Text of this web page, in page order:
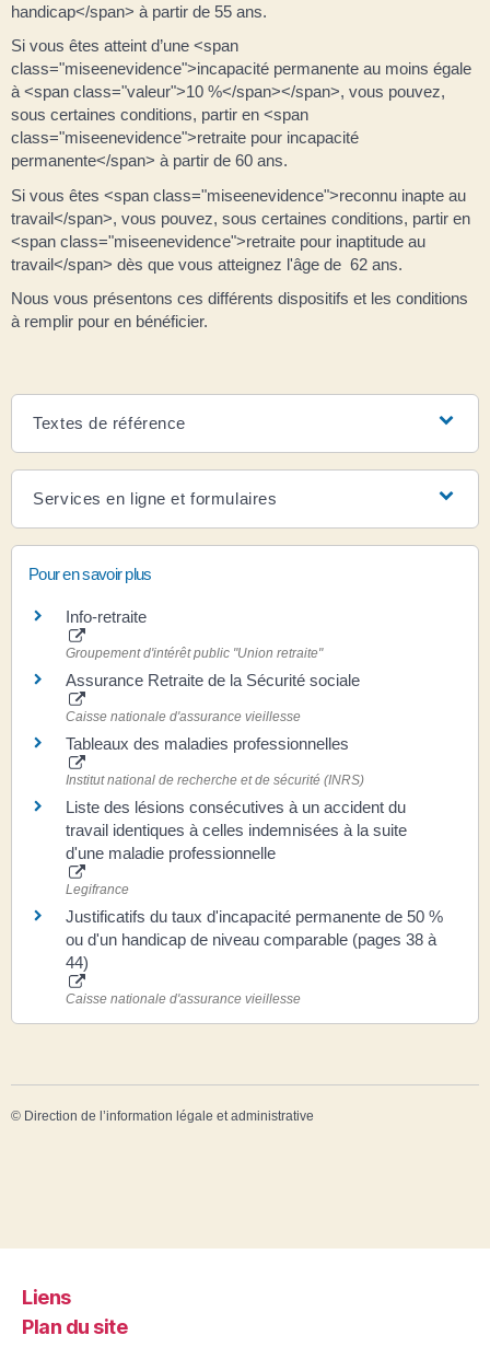
handicap</span> à partir de 55 ans.
Si vous êtes atteint d’une <span
class="miseenevidence">incapacité permanente au moins égale
à <span class="valeur">10 %</span></span>, vous pouvez,
sous certaines conditions, partir en <span
class="miseenevidence">retraite pour incapacité
permanente</span> à partir de 60 ans.
Si vous êtes <span class="miseenevidence">reconnu inapte au
travail</span>, vous pouvez, sous certaines conditions, partir en
<span class="miseenevidence">retraite pour inaptitude au
travail</span> dès que vous atteignez l'âge de 62 ans.
Nous vous présentons ces différents dispositifs et les conditions
à remplir pour en bénéficier.
Textes de référence
Services en ligne et formulaires
Pour en savoir plus
Info-retraite
Groupement d'intérêt public "Union retraite"
Assurance Retraite de la Sécurité sociale
Caisse nationale d'assurance vieillesse
Tableaux des maladies professionnelles
Institut national de recherche et de sécurité (INRS)
Liste des lésions consécutives à un accident du
travail identiques à celles indemnisées à la suite
d'une maladie professionnelle
Legifrance
Justificatifs du taux d'incapacité permanente de 50 %
ou d'un handicap de niveau comparable (pages 38 à
44)
Caisse nationale d'assurance vieillesse
© Direction de l’information légale et administrative
Liens
Plan du site